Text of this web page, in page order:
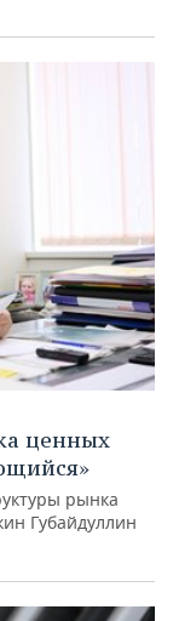
ценных
рынка
Губайдуллин